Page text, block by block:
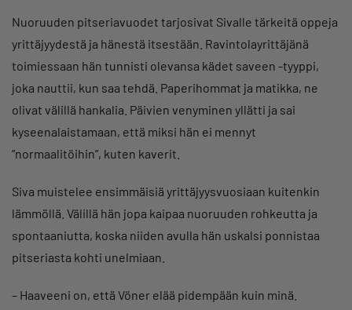
Nuoruuden pitseriavuodet tarjosivat Sivalle tärkeitä oppeja
yrittäjyydestä ja hänestä itsestään. Ravintolayrittäjänä
toimiessaan hän tunnisti olevansa kädet saveen -tyyppi,
joka nauttii, kun saa tehdä. Paperihommat ja matikka, ne
olivat välillä hankalia. Päivien venyminen yllätti ja sai
kyseenalaistamaan, että miksi hän ei mennyt
”normaalitöihin”, kuten kaverit.
Siva muistelee ensimmäisiä yrittäjyysvuosiaan kuitenkin
lämmöllä. Välillä hän jopa kaipaa nuoruuden rohkeutta ja
spontaaniutta, koska niiden avulla hän uskalsi ponnistaa
pitseriasta kohti unelmiaan.
– Haaveeni on, että Vöner elää pidempään kuin minä.